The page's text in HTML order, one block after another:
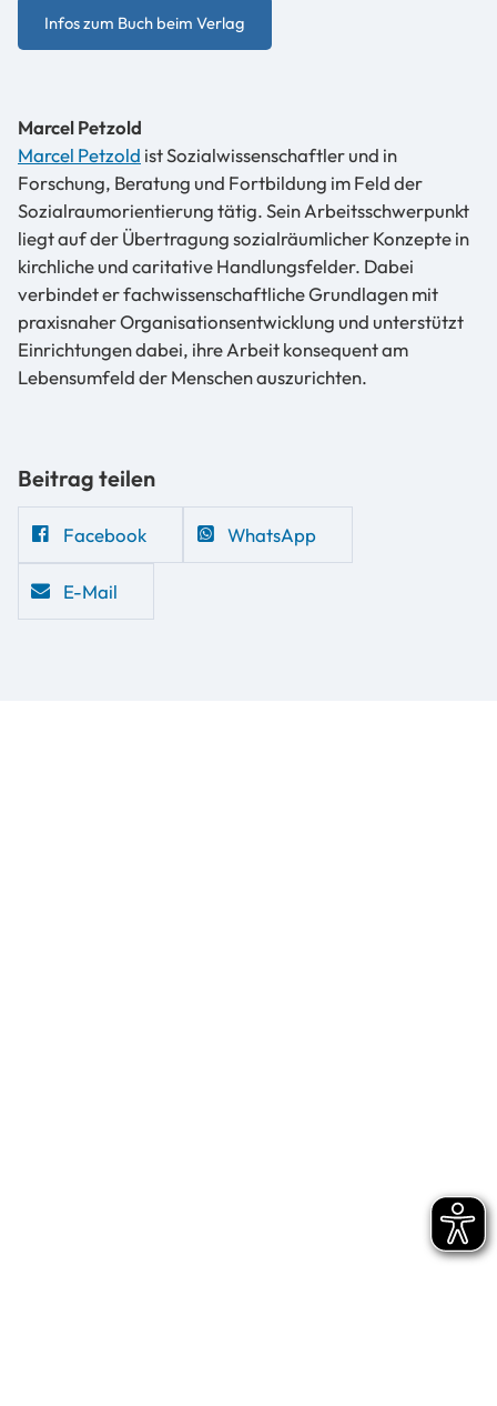
Infos zum Buch beim Verlag
Marcel Petzold
Marcel Petzold ist Sozialwissenschaftler und in
Forschung, Beratung und Fortbildung im Feld der
Sozialraumorientierung tätig. Sein Arbeitsschwerpunkt
liegt auf der Übertragung sozialräumlicher Konzepte in
kirchliche und caritative Handlungsfelder. Dabei
verbindet er fachwissenschaftliche Grundlagen mit
praxisnaher Organisationsentwicklung und unterstützt
Einrichtungen dabei, ihre Arbeit konsequent am
Lebensumfeld der Menschen auszurichten.
Beitrag teilen
Facebook WhatsApp
E-Mail